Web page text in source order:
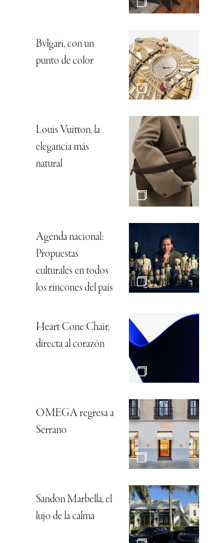
Bvlgari, con un
punto de color
Louis Vuitton, la
elegancia más
natural
Agenda nacional:
Propuestas
culturales en todos
los rincones del país
Heart Cone Chair,
directa al corazón
OMEGA regresa a
Serrano
Sandon Marbella, el
lujo de la calma